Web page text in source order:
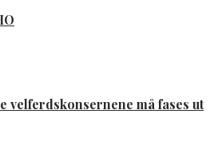
velferdskonsernene må fases ut